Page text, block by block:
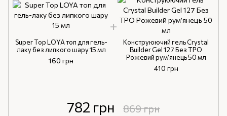
Super Top LOYA топ для гель-
лаку без липкого шару 15 мл
160 грн
Kонструюючий гель Crystal
Builder Gel 127 Без ТРО
Рожевий рум’янець 50 мл
410 грн
782 грн 869 грн